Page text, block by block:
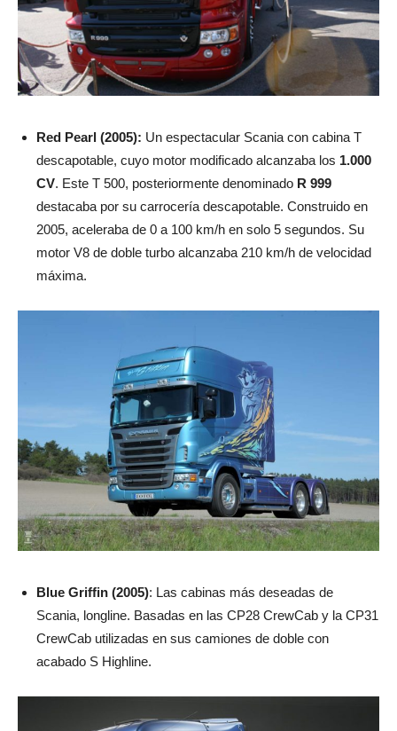
Red Pearl (2005): Un espectacular Scania con cabina T
descapotable, cuyo motor modificado alcanzaba los 1.000
CV. Este T 500, posteriormente denominado R 999
destacaba por su carrocería descapotable. Construido en
2005, aceleraba de 0 a 100 km/h en solo 5 segundos. Su
motor V8 de doble turbo alcanzaba 210 km/h de velocidad
máxima.
Blue Griffin (2005): Las cabinas más deseadas de
Scania, longline. Basadas en las CP28 CrewCab y la CP31
CrewCab utilizadas en sus camiones de doble con
acabado S Highline.